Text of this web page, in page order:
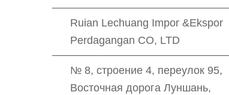
Ruian Lechuang Impor &Ekspor
Perdagangan CO, LTD
№ 8, строение 4, переулок 95,
Восточная дорога Луншань,